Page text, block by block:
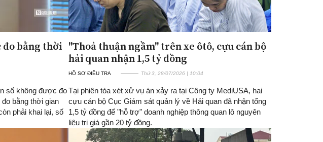
Đăng ký tin tức mới
đo bằng thời
số không được đo
bằng thời gian
phải khai lại, số
"Thoả thuận ngầm" trên xe ôtô, cựu cán bộ
hải quan nhận 1,5 tỷ đồng
HỒ SƠ ĐIỀU TRA Thứ 3, 28/07/2026 | 10:04
Tại phiên tòa xét xử vụ án xảy ra tại Công ty MediUSA, hai
cựu cán bộ Cục Giám sát quản lý về Hải quan đã nhận tổng
1,5 tỷ đồng để "hỗ trợ" doanh nghiệp thông quan lô nguyên
liệu trị giá gần 20 tỷ đồng.